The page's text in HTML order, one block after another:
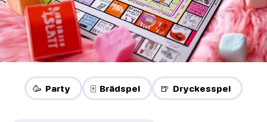
🥳 Party 🀄 Brädspel 🍺 Dryckesspel